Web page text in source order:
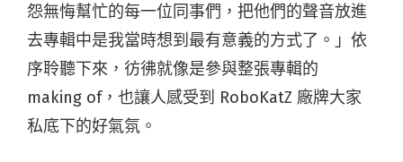
怨無悔幫忙的每一位同事們，把他們的聲音放進
去專輯中是我當時想到最有意義的方式了。」依
序聆聽下來，彷彿就像是參與整張專輯的
making of，也讓人感受到 RoboKatZ 廠牌大家
私底下的好氣氛。